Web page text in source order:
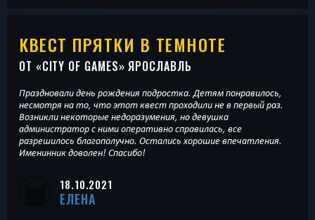
КВЕСТ ПРЯТКИ В ТЕМНОТЕ
ОТ «CITY OF GAMES» ЯРОСЛАВЛЬ
Праздновали день рождения подростка. Детям понравилось,
несмотря на то, что этот квест проходили не в первый раз.
Возникли некоторые недоразумения, но девушка
администратор с ними оперативно справилась, все
разрешилось благополучно. Остались хорошие впечатления.
Именинник доволен! Спасибо!
18.10.2021
ЕЛЕНА